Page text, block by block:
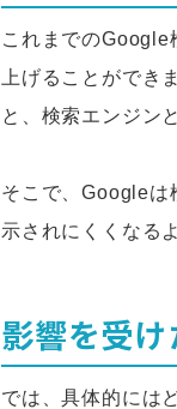
これまでのGoogle
上げることができ
と、検索エンジン
そこで、Googleは
示されにくくなる
影響を受
では、具体的には